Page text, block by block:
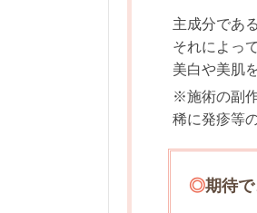
主成分であ
それによっ
美白や美肌
※施術の副
稀に発疹等
◎期待